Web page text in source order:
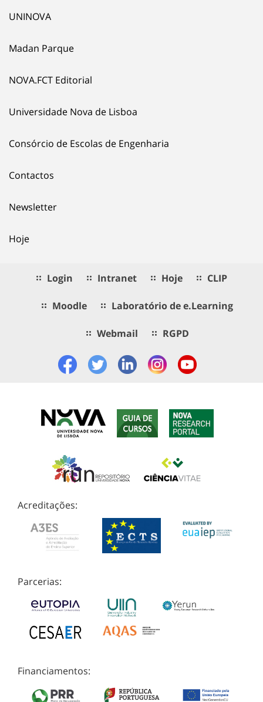
UNINOVA
Madan Parque
NOVA.FCT Editorial
Universidade Nova de Lisboa
Consórcio de Escolas de Engenharia
Contactos
Newsletter
Hoje
Login Intranet Hoje CLIP
Moodle Laboratório de e.Learning
Webmail RGPD
Acreditações:
Parcerias:
Financiamentos: